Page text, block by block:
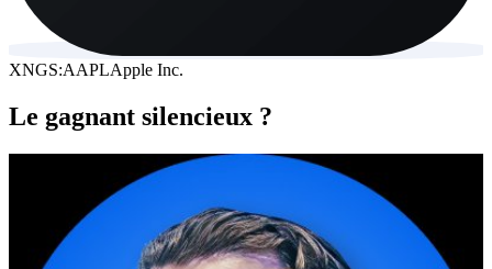
XNGS:AAPLApple Inc.
Le gagnant silencieux ?